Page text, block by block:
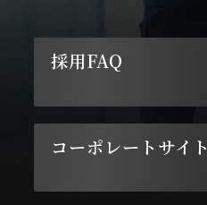
採用FAQ
コーポレートサイト